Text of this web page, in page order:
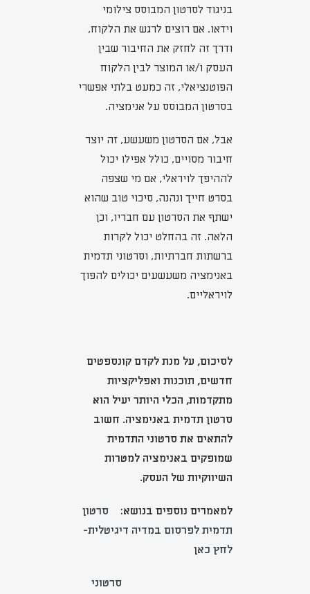
בניגוד לסרטון המבוסס צילומי
וידאו. אם רוצים לרגש את הלקוח,
ודרך זה לחזק את החיבור שבין
העסק ו/או המוצר לבין הלקוח
הפוטנציאלי, זה כמעט בלתי אפשרי
בסרטון המבוסס על אנימציה.
אבל, אם הסרטון משעשע, זה יוצר
חיבור מסויים, כולל אפילו יכול
לההיפך לויראלי, אם מי שצפה
בסרט חייך ונהנה, סיכוי טוב שהוא
ישתף את הסרטון עם חבריו, וכן
הלאה. זה בהחלט יכול לקרות
ברשתות חברתיות, וסרטוני תדמית
באנימציה משעשעים יכולים להפוך
לויראליים.
לסיכום, על מנת לקדם קונספטים
חדשים, תוכנות ואפליקציות
מתקדמות, הכלי היותר יעיל הוא
סרטון תדמית באנימציה. חשוב
להתאים את סרטוני התדמית
שמופקים באנימציה למטרות
השיווקיות של העסק.
למאמרים נוספים בנושא: סרטון
תדמית לפרסום במדיה דיגיטלית-
לחץ כאן
סרטוני